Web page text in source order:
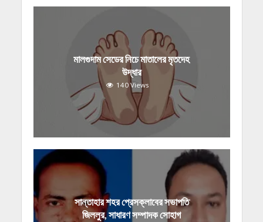
মালগুদাম সেডের নিচে মাতালের মৃতদেহ
উদ্ধার
140 Views
সান্তাহার শহর প্রেসক্লাবের সভাপতি
জিললুর, সাধারণ সম্পাদক সোহাগ